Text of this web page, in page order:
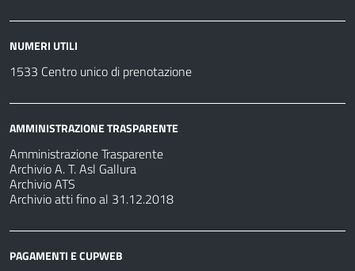
NUMERI UTILI
1533 Centro unico di prenotazione
AMMINISTRAZIONE TRASPARENTE
Amministrazione Trasparente
Archivio A. T. Asl Gallura
Archivio ATS
Archivio atti fino al 31.12.2018
PAGAMENTI E CUPWEB